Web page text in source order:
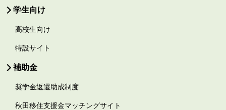
学生向け
高校生向け
特設サイト
補助金
奨学金返還助成制度
秋田移住支援金マッチングサイト